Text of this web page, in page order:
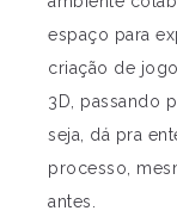
espaço para
criação de
3D, passando
seja, dá pra
processo,
antes.